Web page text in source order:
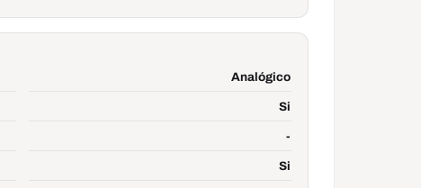
Analógico
Si
-
Si